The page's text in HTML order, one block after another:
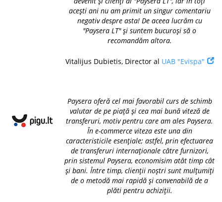
acești ani nu am primit un singur comentariu
negativ despre asta! De aceea lucrăm cu
"Paysera LT" și suntem bucuroși să o
recomandăm altora.
Vitalijus Dubietis, Director al UAB "Evispa"
Paysera oferă cel mai favorabil curs de schimb
valutar de pe piață și cea mai bună viteză de
transferuri, motiv pentru care am ales Paysera.
În e-commerce viteza este una din
caracteristicile esențiale; astfel, prin efectuarea
de transferuri internaționale către furnizori,
prin sistemul Paysera, economisim atât timp cât
și bani. Între timp, clienții noștri sunt mulțumiți
de o metodă mai rapidă și convenabilă de a
plăti pentru achiziții.